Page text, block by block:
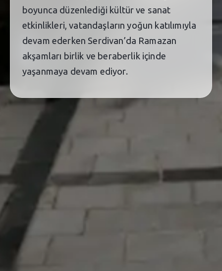
boyunca düzenlediği kültür ve sanat
etkinlikleri, vatandaşların yoğun katılımıyla
devam ederken Serdivan’da Ramazan
akşamları birlik ve beraberlik içinde
yaşanmaya devam ediyor.